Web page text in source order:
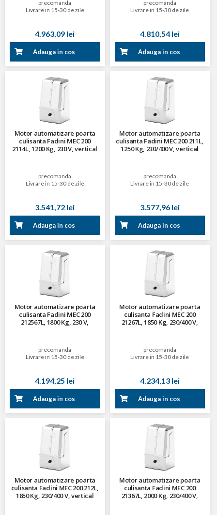
precomanda
Livrare in 15-30 de zile
4.963,09 lei
Adauga in cos
precomanda
Livrare in 15-30 de zile
4.810,54 lei
Adauga in cos
Motor automatizare poarta
culisanta Fadini MEC 200
2114L, 1200 Kg, 230 V, vertical
precomanda
Livrare in 15-30 de zile
3.541,72 lei
Adauga in cos
Motor automatizare poarta
culisanta Fadini MEC 200 211L,
1250 Kg, 230/400 V, vertical
precomanda
Livrare in 15-30 de zile
3.577,96 lei
Adauga in cos
Motor automatizare poarta
culisanta Fadini MEC 200
212567L, 1800 Kg, 230 V,
precomanda
Livrare in 15-30 de zile
4.194,25 lei
Adauga in cos
Motor automatizare poarta
culisanta Fadini MEC 200
21267L, 1850 Kg, 230/400 V,
precomanda
Livrare in 15-30 de zile
4.234,13 lei
Adauga in cos
Motor automatizare poarta
culisanta Fadini MEC 200 212L,
1850 Kg, 230/400 V, vertical
Motor automatizare poarta
culisanta Fadini MEC 200
21367L, 2000 Kg, 230/400 V,